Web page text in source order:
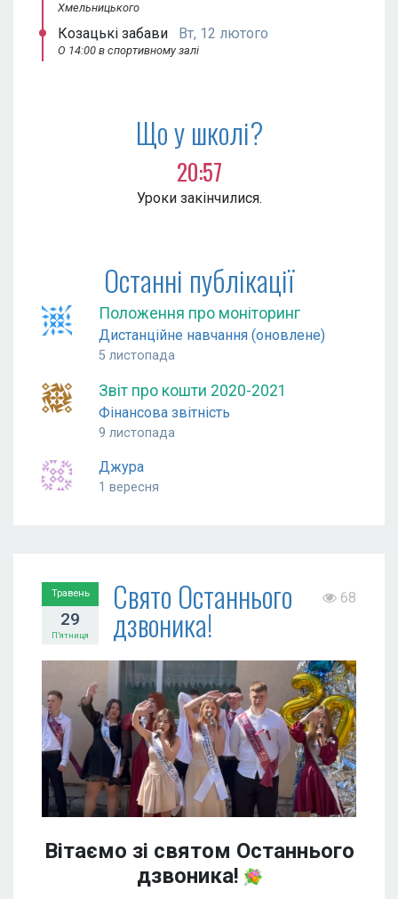
Хмельницького
Козацькі забави Вт, 12 лютого
О 14:00 в спортивному залі
Що у школі?
20:57
Уроки закінчилися.
Останні публікації
Положення про моніторинг
Дистанційне навчання (оновлене)
5 листопада
Звіт про кошти 2020-2021
Фінансова звітність
9 листопада
Джура
1 вересня
Травень
29
П’ятниця
Свято Останнього
дзвоника!
68
Вітаємо зі святом Останнього
дзвоника!